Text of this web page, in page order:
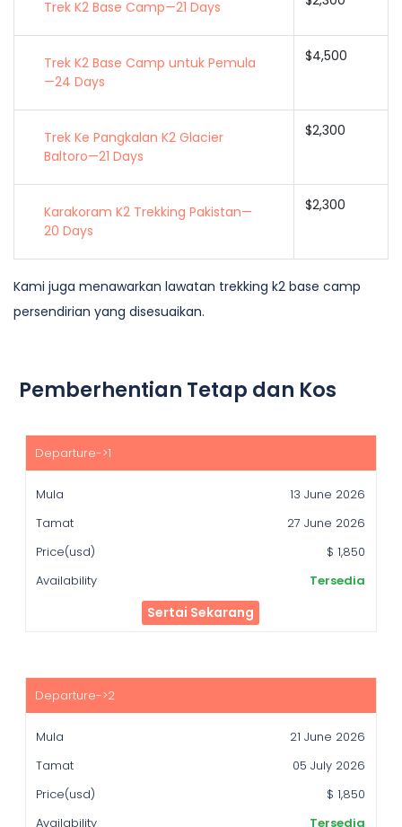
Trek K2 Base Camp—21 Days
Trek K2 Base Camp untuk Pemula
—24 Days
$4,500
Trek Ke Pangkalan K2 Glacier
Baltoro—21 Days
$2,300
Karakoram K2 Trekking Pakistan—
20 Days
$2,300
Kami juga menawarkan lawatan trekking k2 base camp
persendirian yang disesuaikan.
Pemberhentian Tetap dan Kos
Mula
Availability
13 June 2026
27 June 2026
$ 1,850
Tersedia
Sertai Sekarang
21 June 2026
05 July 2026
$ 1,850
Tersedia